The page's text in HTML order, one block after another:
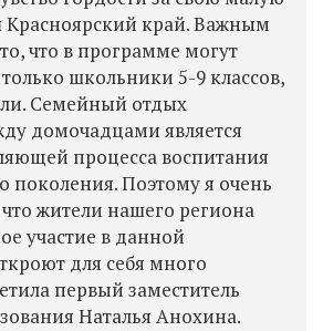
Красноярский край. Важным
что в программе могут
только школьники 5-9 классов,
Семейный отдых
домочадцами является
процесса воспитания
поколения. Поэтому я очень
жители нашего региона
участие в данной
для себя много
первый заместитель
Наталья Анохина.